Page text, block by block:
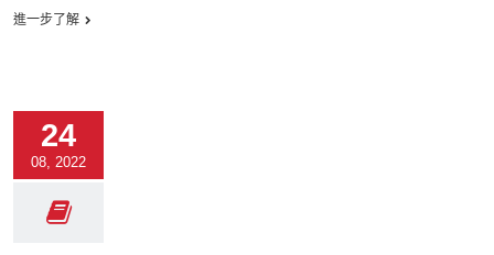
進一步了解
24
08, 2022